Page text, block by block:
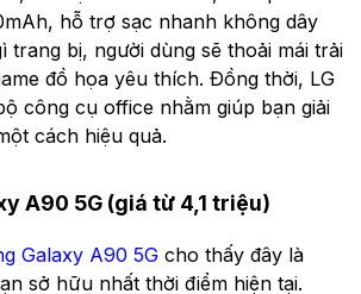
hỗ trợ sạc nhanh không dây
trang bị, người dùng sẽ thoải mái trải
đồ họa yêu thích. Đồng thời, LG
công cụ office nhằm giúp bạn giải
cách hiệu quả.
A90 5G (giá từ 4,1 triệu)
Galaxy A90 5G cho thấy đây là
sở hữu nhất thời điểm hiện tại.